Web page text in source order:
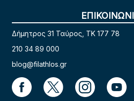
Δήμητρος 31 Ταύρος, TK 177 78
210 34 89 000
blog@filathlos.gr